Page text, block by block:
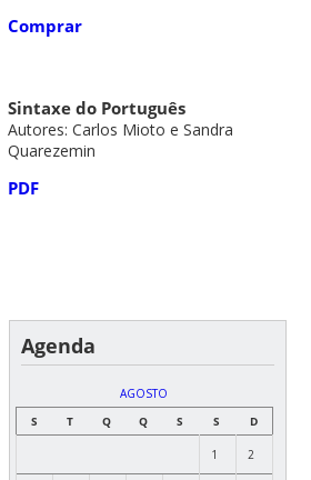
Comprar
Sintaxe do Português
Autores: Carlos Mioto e Sandra
Quarezemin
PDF
Agenda
AGOSTO
S
T Q Q S S D
1 2